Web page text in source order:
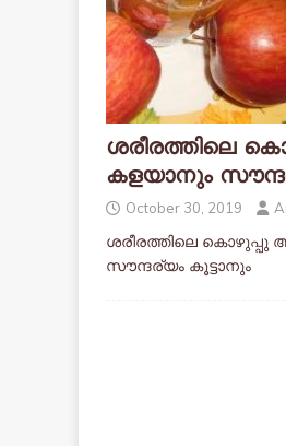
ശരീരത്തിലെ
കളയാനും
October 30, 2019
ശരീരത്തിലെ കൊഴുപ്പു
സൗന്ദര്യം കൂട്ടാനും